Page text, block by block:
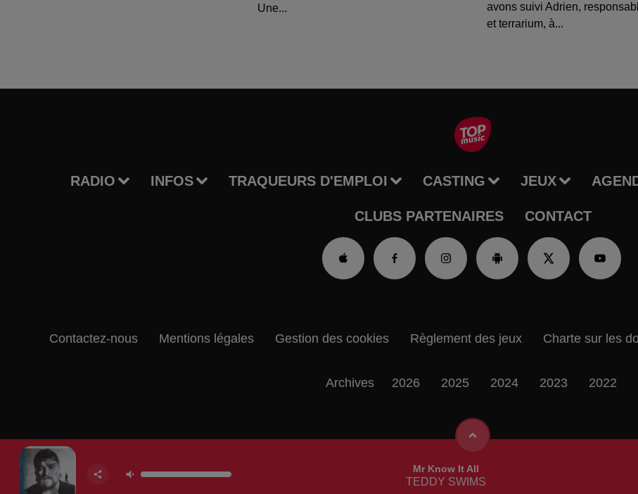
Une...
avons suivi Adrien,
et terrarium, à...
RADIO INFOS TRAQUEURS D'EMPLOI CASTING JEUX
CLUBS PARTENAIRES CONTACT
Mr Know It All
TEDDY SWIMS
Contactez-nous Mentions légales Gestion des cookies Règlement des jeux Charte sur les
Archives 2026 2025 2024 2023 2022